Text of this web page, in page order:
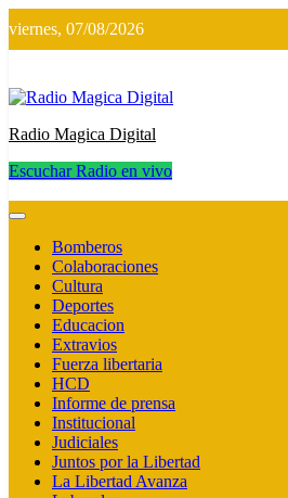
al
contenido
viernes, 07/08/2026
Radio Magica Digital
Escuchar Radio en vivo
Bomberos
Colaboraciones
Cultura
Deportes
Educacion
Extravios
Fuerza libertaria
HCD
Informe de prensa
Institucional
Judiciales
Juntos por la Libertad
La Libertad Avanza